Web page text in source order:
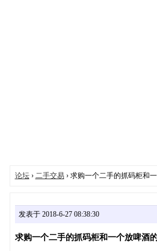
论坛› 二手交易› 求购一个二手的抓码柜和
发表于 2018-6-27 08:38:30
求购一个二手的抓码柜和一个放啤酒